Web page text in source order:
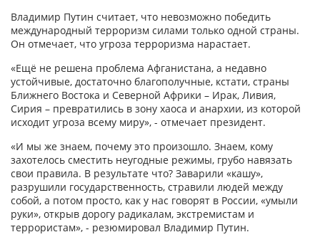
Владимир Путин считает, что невозможно победить
международный терроризм силами только одной страны.
Он отмечает, что угроза терроризма нарастает.
«Ещё не решена проблема Афганистана, а недавно
устойчивые, достаточно благополучные, кстати, страны
Ближнего Востока и Северной Африки – Ирак, Ливия,
Сирия – превратились в зону хаоса и анархии, из которой
исходит угроза всему миру», - отмечает президент.
«И мы же знаем, почему это произошло. Знаем, кому
захотелось сместить неугодные режимы, грубо навязать
свои правила. В результате что? Заварили «кашу»,
разрушили государственность, стравили людей между
собой, а потом просто, как у нас говорят в России, «умыли
руки», открыв дорогу радикалам, экстремистам и
террористам», - резюмировал Владимир Путин.